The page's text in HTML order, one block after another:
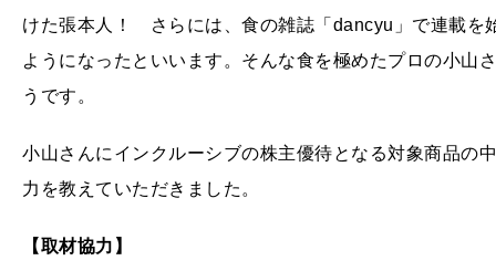
けた張本人！ さらには、食の雑誌「dancyu」で連載を
ようになったといいます。そんな食を極めたプロの小山
うです。
小山さんにインクルーシブの株主優待となる対象商品の
力を教えていただきました。
【取材協力】